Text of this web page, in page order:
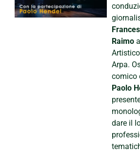
Raimo
Arpa.
comico
Paolo
dare il